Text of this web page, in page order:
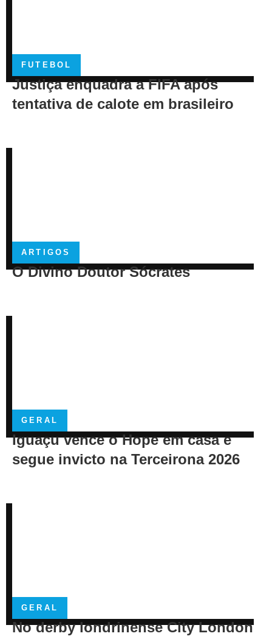
FUTEBOL
Justiça enquadra a FIFA após
tentativa de calote em brasileiro
ARTIGOS
O Divino Doutor Sócrates
GERAL
Iguaçu vence o Hope em casa e
segue invicto na Terceirona 2026
GERAL
No derby londrinense City London